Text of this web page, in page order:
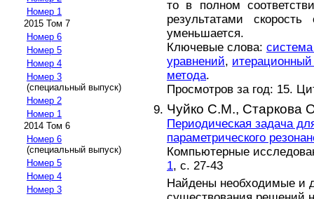
Номер 1
2015 Том 7
Номер 6
Номер 5
Номер 4
Номер 3
(специальный выпуск)
Номер 2
Номер 1
2014 Том 6
Номер 6
(специальный выпуск)
Номер 5
Номер 4
Номер 3
то в полном
результатами
уменьшается.
Ключевые слова:
уравнений,
метода.
Просмотров за год: 15.
Чуйко С.М., Старкова
Периодическая задача
параметрического
Компьютерные
1, с. 27-43
Найдены необходимые и